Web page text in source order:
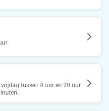
tussen 8 uur en 20 uur.